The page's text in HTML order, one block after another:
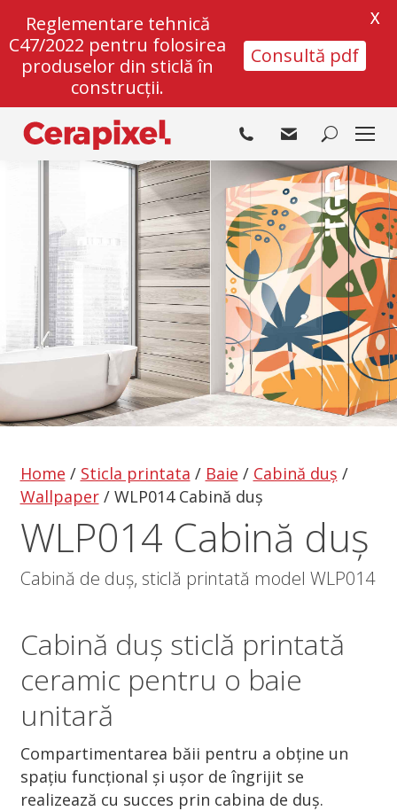
Search:
Home / Sticla printata / Baie / Cabină duș /
Wallpaper/ WLP014 Cabină duș
WLP014 Cabină duș
Cabină de duș, sticlă printată model WLP014
Cabină duș sticlă printată
ceramic pentru o baie
unitară
Compartimentarea băii pentru a obține un
spațiu funcțional și ușor de îngrijit se
realizează cu succes prin cabina de duș.
Reglementare tehnică
C47/2022 pentru folosirea
produselor din sticlă în
construcții.
Consultă pdf
X